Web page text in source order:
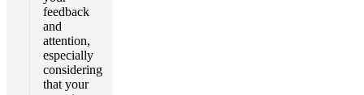
feedback
and
attention,
especially
considering
that your